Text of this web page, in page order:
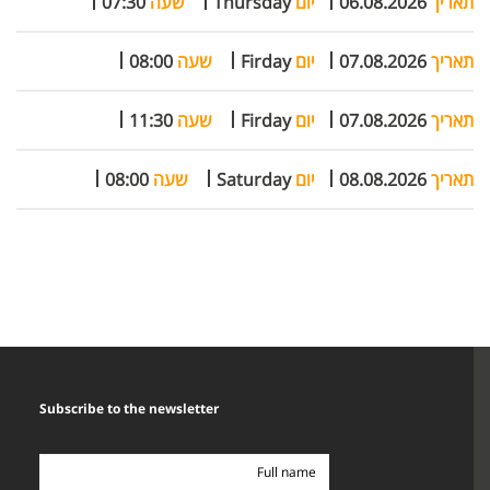
תאריך07.08.2026 יוםFirday שעה 08:00
תאריך07.08.2026 יוםFirday שעה 11:30
תאריך08.08.2026 יוםSaturday שעה 08:00
Subscribe to the newsletter